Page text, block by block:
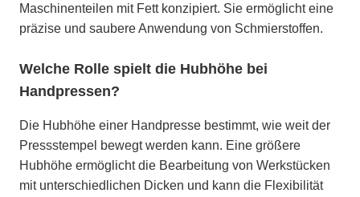
Maschinenteilen mit Fett konzipiert. Sie ermöglicht eine
präzise und saubere Anwendung von Schmierstoffen.
Welche Rolle spielt die Hubhöhe bei
Handpressen?
Die Hubhöhe einer Handpresse bestimmt, wie weit der
Pressstempel bewegt werden kann. Eine größere
Hubhöhe ermöglicht die Bearbeitung von Werkstücken
mit unterschiedlichen Dicken und kann die Flexibilität